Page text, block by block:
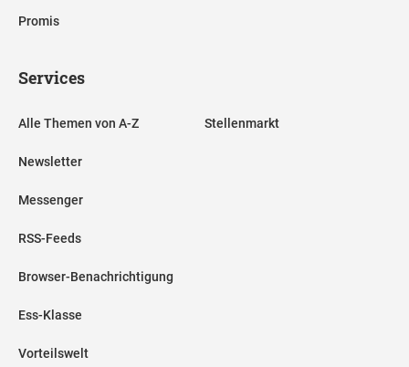
Promis
Services
Alle Themen von A-Z
Newsletter
Messenger
RSS-Feeds
Browser-Benachrichtigung
Ess-Klasse
Vorteilswelt
Stellenmarkt